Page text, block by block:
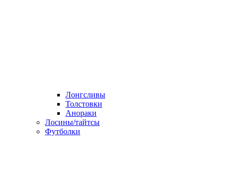
Лонгсливы
Толстовки
Анораки
Лосины/тайтсы
Футболки